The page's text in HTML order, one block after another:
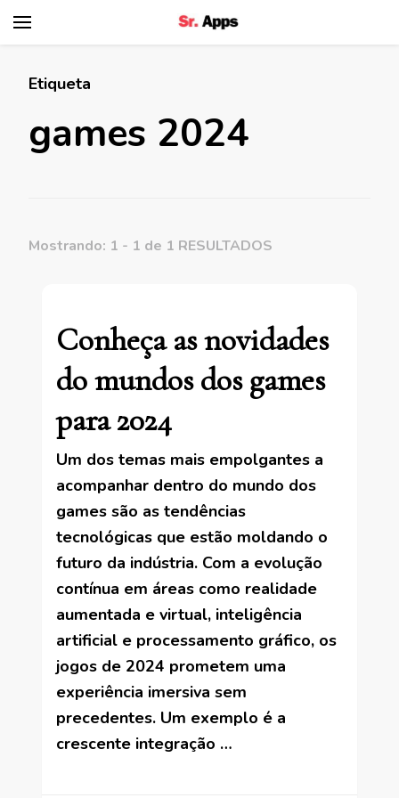
Etiqueta
games 2024
Mostrando: 1 - 1 de 1 RESULTADOS
Conheça as novidades
do mundos dos games
para 2024
Um dos temas mais empolgantes a
acompanhar dentro do mundo dos
games são as tendências
tecnológicas que estão moldando o
futuro da indústria. Com a evolução
contínua em áreas como realidade
aumentada e virtual, inteligência
artificial e processamento gráfico, os
jogos de 2024 prometem uma
experiência imersiva sem
precedentes. Um exemplo é a
crescente integração …